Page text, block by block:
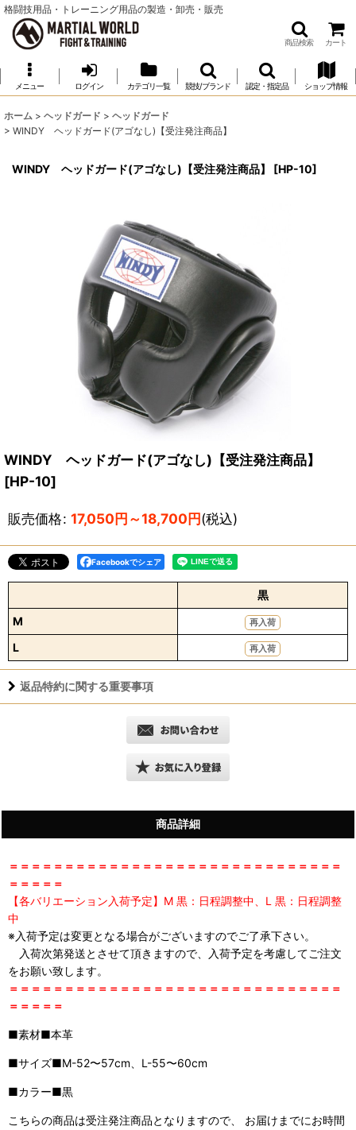
格闘技用品・トレーニング用品の製造・卸売・販売
商品検索 カート
メニュー ログイン カテゴリ一覧 競技/ブランド 認定・指定品 ショップ情報
ホーム > ヘッドガード > ヘッドガード
> WINDY ヘッドガード(アゴなし)【受注発注商品】
WINDY ヘッドガード(アゴなし)【受注発注商品】 [HP-10]
WINDY ヘッドガード(アゴなし)【受注発注商品】
[HP-10]
販売価格: 17,050円～18,700円(税込)
Facebookでシェア
黒
M
再入荷
L 再入荷
返品特約に関する重要事項
商品詳細
＝＝＝＝＝＝＝＝＝＝＝＝＝＝＝＝＝＝＝＝＝＝＝＝＝＝＝＝＝＝
＝＝＝＝＝
【各バリエーション入荷予定】M 黒：日程調整中、L 黒：日程調整
中
※入荷予定は変更となる場合がございますのでご了承下さい。
入荷次第発送とさせて頂きますので、入荷予定を考慮してご注文
をお願い致します。
＝＝＝＝＝＝＝＝＝＝＝＝＝＝＝＝＝＝＝＝＝＝＝＝＝＝＝＝＝＝
＝＝＝＝＝
■素材■本革
■サイズ■M-52〜57cm、L-55〜60cm
■カラー■黒
こちらの商品は受注発注商品となりますので、 お届けまでにお時間